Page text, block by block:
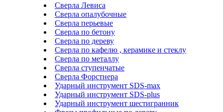
Сверла Левиса
Сверла опалубочные
Сверла перьевые
Сверла по бетону
Сверла по дереву
Сверла по кафелю , керамике и стеклу
Сверла по металлу
Сверла ступенчатые
Сверла Форстнера
Ударный инструмент SDS-max
Ударный инструмент SDS-plus
Ударный инструмент шестигранник